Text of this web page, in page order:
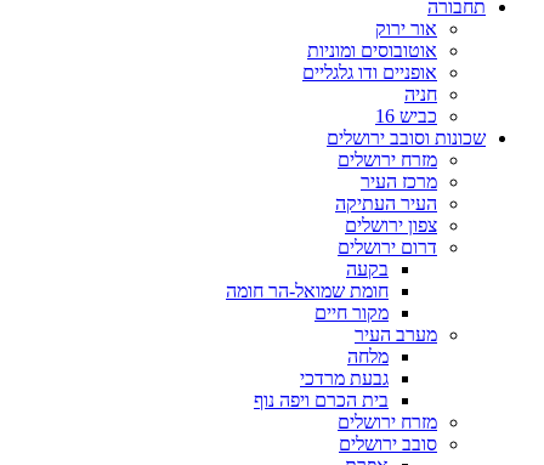
תחבורה
אור ירוק
אוטובוסים ומוניות
אופניים ודו גלגליים
חניה
כביש 16
שכונות וסובב ירושלים
מזרח ירושלים
מרכז העיר
העיר העתיקה
צפון ירושלים
דרום ירושלים
בקעה
חומת שמואל-הר חומה
מקור חיים
מערב העיר
מלחה
גבעת מרדכי
בית הכרם ויפה נוף
מזרח ירושלים
סובב ירושלים